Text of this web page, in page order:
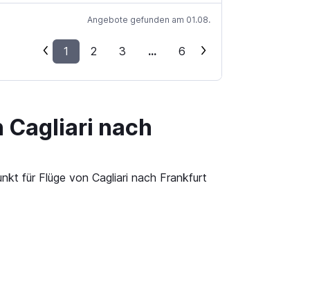
Angebote gefunden am 01.08.
1 2 3 ... 6
Cagliari nach
für Flüge von Cagliari nach Frankfurt